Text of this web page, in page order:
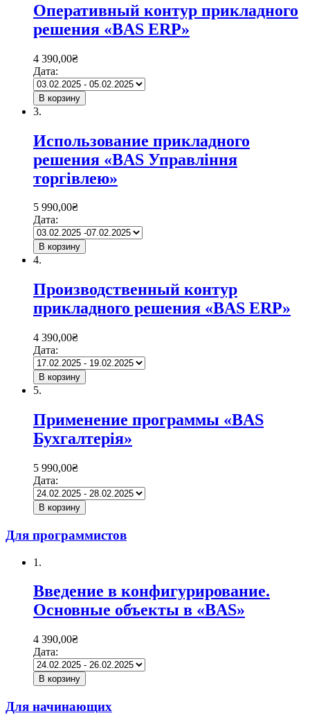
Оперативный контур прикладного
решения «BAS ERP»
4 390,00₴
Дата:
В корзину
3.
Использование прикладного
решения «BAS Управління
торгівлею»
5 990,00₴
Дата:
В корзину
4.
Производственный контур
прикладного решения «BAS ERP»
4 390,00₴
Дата:
В корзину
5.
Применение программы «BAS
Бухгалтерія»
5 990,00₴
Дата:
В корзину
Для программистов
1.
Введение в конфигурирование.
Основные объекты в «BAS»
4 390,00₴
Дата:
В корзину
Для начинающих